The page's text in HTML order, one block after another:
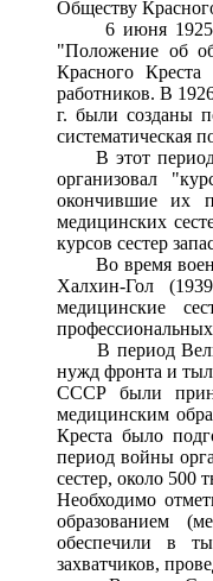
Обществу
6 июня 1925 г.
"Положение об
Красного
работников. В
г. были созданы
систематическая
В этот период
организовал
окончившие их
медицинских
курсов сестер
Во время
Халхин-Гол
медицинские
В период
нужд фронта и
СССР были
медицинским
Креста было
период войны
сестер, около 500
Необходимо
образованием
обеспечили в
захватчиков,